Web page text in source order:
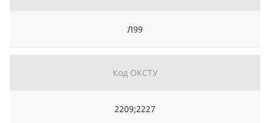
Л99
Код ОКСТУ
2209;2227